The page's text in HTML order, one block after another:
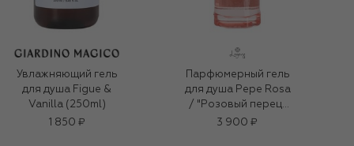
Увлажняющий гель
для душа Figue &
Vanilla (250ml)
1 850 ₽
Парфюмерный гель
для душа Pepe Rosa
/ "Розовый перец"
(500ml)
3 900 ₽